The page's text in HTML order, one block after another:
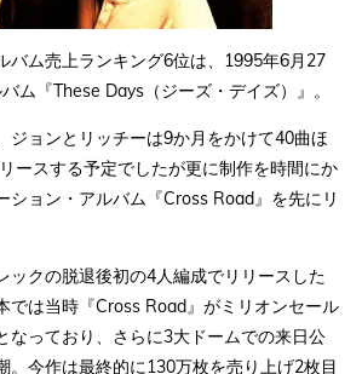
バム売上ランキング6位は、1995年6月27
ム『These Days（ジーズ・デイズ）』。
ジョンとリッチーは9か月をかけて40曲ほ
ースする予定でしたが更に制作を時間にか
ション・アルバム『Cross Road』を先にリ
ックの脱退後初の4人編成でリリースした
では当時『Cross Road』がミリオンセール
なっており、さらに3大ドームでの来日公
。今作は最終的に130万枚を売り上げ2枚目